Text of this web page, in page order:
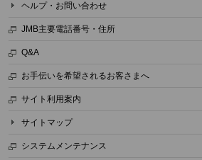
ヘルプ・お問い合わせ
JMB主要電話番号・住所
Q&A
お手伝いを希望されるお客さまへ
サイト利用案内
サイトマップ
システムメンテナンス